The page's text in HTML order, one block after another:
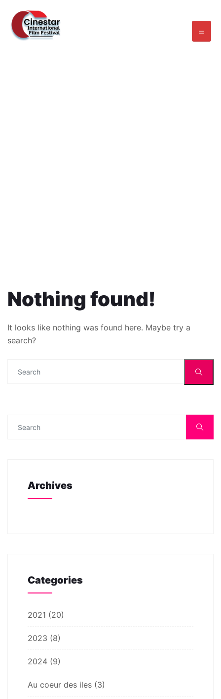
Nothing found!
It looks like nothing was found here. Maybe try a
search?
Archives
Categories
2021 (20)
2023 (8)
2024 (9)
Au coeur des iles (3)